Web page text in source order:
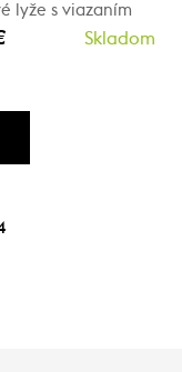
lyže s viazaním
Skladom